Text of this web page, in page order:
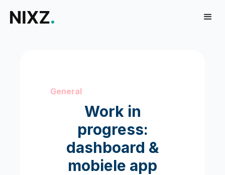
General
Work in
progress:
dashboard &
mobiele app